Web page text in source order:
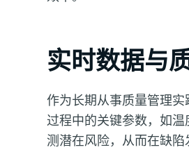
实时数据与
作为长期从事质量管理
过程中的关键参数，如
测潜在风险，从而在缺